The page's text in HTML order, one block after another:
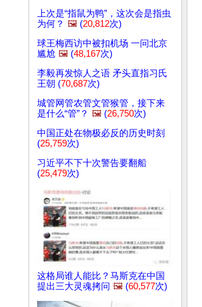
上次是“指鼠为鸭”，这次会是指虫
为何？ 🖼️ (20,812次)
球王梅西访中被扣机场 一问北京
尴尬 🖼️ (48,167次)
李毅再发惊人之语 矛头直指习氏
王朝 (70,687次)
城管网管农管文管猴管，接下来
是什么“管”？ 🖼️ (26,750次)
中国正处在物极必反的历史时刻
(25,759次)
习近平不下十次警告要翻船
(25,479次)
这格局谁人能比？马斯克在中国
提出三大灵魂拷问 🖼️ (60,577次)